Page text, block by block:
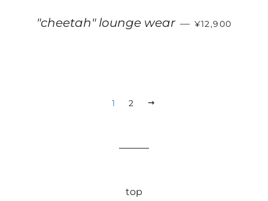
"cheetah" lounge wear — 販売価格
¥12,900
1 2
top